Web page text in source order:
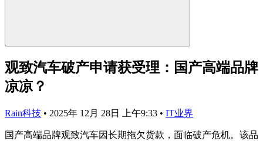
观致汽车破产申请获受理：国产高端品牌
凉凉？
Rain科技 • 2025年 12月 28日 上午9:33 • IT业界
国产高端品牌观致汽车因长期拖欠货款，面临破产危机。该品